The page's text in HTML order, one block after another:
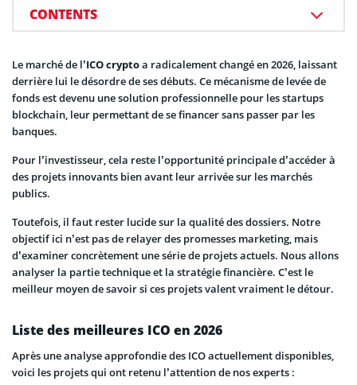
CONTENTS
Le marché de l’ICO cryptoa radicalement changé en 2026, laissant
derrière lui le désordre de ses débuts. Ce mécanisme de levée de
fonds est devenu une solution professionnelle pour les startups
blockchain, leur permettant de se financer sans passer par les
banques.
Pour l’investisseur, cela reste l’opportunité principale d’accéder à
des projets innovants bien avant leur arrivée sur les marchés
publics.
Toutefois, il faut rester lucide sur la qualité des dossiers. Notre
objectif ici n’est pas de relayer des promesses marketing, mais
d’examiner concrètement une série de projets actuels. Nous allons
analyser la partie technique et la stratégie financière. C’est le
meilleur moyen de savoir si ces projets valent vraiment le détour.
Liste des meilleures ICO en 2026
Après une analyse approfondie des ICO actuellement disponibles,
voici les projets qui ont retenu l’attention de nos experts :